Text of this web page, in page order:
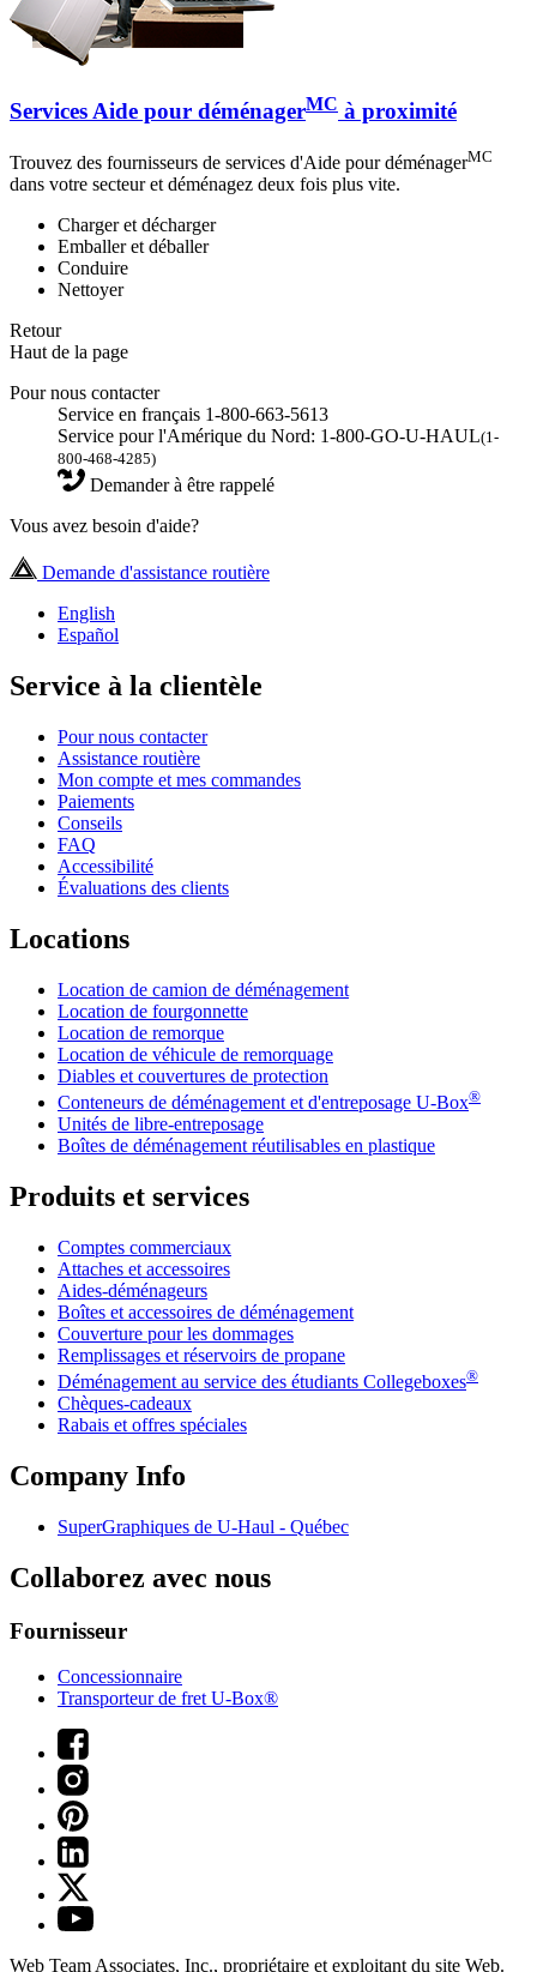
Services Aide pour déménagerMC à proximité
Trouvez des fournisseurs de services d'Aide pour déménagerMC
dans votre secteur et déménagez deux fois plus vite.
Charger et décharger
Emballer et déballer
Conduire
Nettoyer
Retour
Haut de la page
Pour nous contacter
Service en français 1-800-663-5613
Service pour l'Amérique du Nord: 1-800-GO-U-HAUL(1-
800-468-4285)
Demander à être rappelé
Vous avez besoin d'aide?
Demande d'assistance routière
English
Español
Service à la clientèle
Pour nous contacter
Assistance routière
Mon compte et mes commandes
Paiements
Conseils
FAQ
Accessibilité
Évaluations des clients
Locations
Location de camion de déménagement
Location de fourgonnette
Location de remorque
Location de véhicule de remorquage
Diables et couvertures de protection
Conteneurs de déménagement et d'entreposage U-Box®
Unités de libre-entreposage
Boîtes de déménagement réutilisables en plastique
Produits et services
Comptes commerciaux
Attaches et accessoires
Aides-déménageurs
Boîtes et accessoires de déménagement
Couverture pour les dommages
Remplissages et réservoirs de propane
Déménagement au service des étudiants Collegeboxes®
Chèques-cadeaux
Rabais et offres spéciales
Company Info
SuperGraphiques de U-Haul - Québec
Collaborez avec nous
Fournisseur
Concessionnaire
Transporteur de fret U-Box®
Web Team Associates, Inc., propriétaire et exploitant du site Web.